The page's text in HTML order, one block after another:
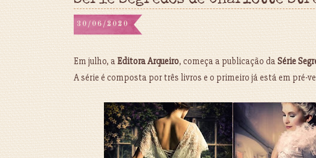
30/06/2020
Em julho, aEditora Arqueiro, começa a publicação daSérie
A série é composta por três livros e o primeiro já está em pré-